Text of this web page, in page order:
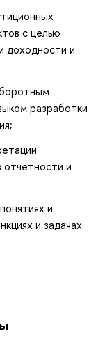
с целью
доходности и
разработки
и
и
и задачах